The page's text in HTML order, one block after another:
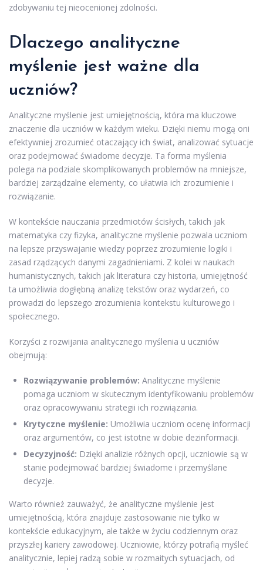
zdobywaniu tej nieocenionej zdolności.
Dlaczego analityczne
myślenie jest ważne dla
uczniów?
Analityczne myślenie jest umiejętnością, która ma kluczowe
znaczenie dla uczniów w każdym wieku. Dzięki niemu mogą oni
efektywniej zrozumieć otaczający ich świat, analizować sytuacje
oraz podejmować świadome decyzje. Ta forma myślenia
polega na podziale skomplikowanych problemów na mniejsze,
bardziej zarządzalne elementy, co ułatwia ich zrozumienie i
rozwiązanie.
W kontekście nauczania przedmiotów ścisłych, takich jak
matematyka czy fizyka, analityczne myślenie pozwala uczniom
na lepsze przyswajanie wiedzy poprzez zrozumienie logiki i
zasad rządzących danymi zagadnieniami. Z kolei w naukach
humanistycznych, takich jak literatura czy historia, umiejętność
ta umożliwia dogłębną analizę tekstów oraz wydarzeń, co
prowadzi do lepszego zrozumienia kontekstu kulturowego i
społecznego.
Korzyści z rozwijania analitycznego myślenia u uczniów
obejmują:
Rozwiązywanie problemów: Analityczne myślenie
pomaga uczniom w skutecznym identyfikowaniu problemów
oraz opracowywaniu strategii ich rozwiązania.
Krytyczne myślenie: Umożliwia uczniom ocenę informacji
oraz argumentów, co jest istotne w dobie dezinformacji.
Decyzyjność: Dzięki analizie różnych opcji, uczniowie są w
stanie podejmować bardziej świadome i przemyślane
decyzje.
Warto również zauważyć, że analityczne myślenie jest
umiejętnością, która znajduje zastosowanie nie tylko w
kontekście edukacyjnym, ale także w życiu codziennym oraz
przyszłej kariery zawodowej. Uczniowie, którzy potrafią myśleć
analitycznie, lepiej radzą sobie w rozmaitych sytuacjach, od